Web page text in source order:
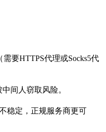
要HTTPS代理或Socks5代
间人窃取风险。
稳定，正规服务商更可